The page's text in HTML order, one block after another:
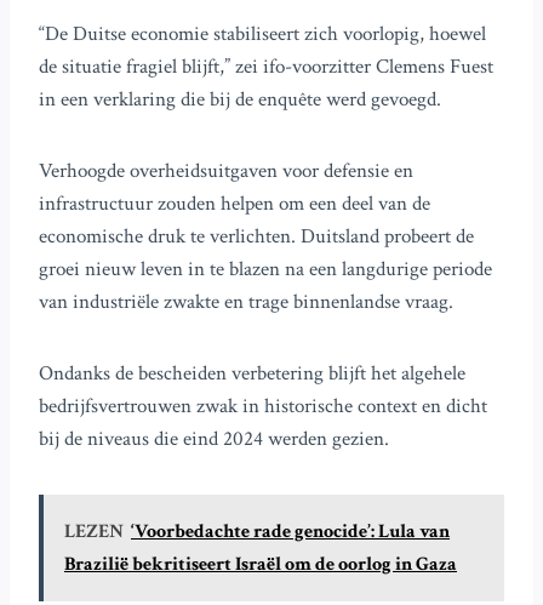
“De Duitse economie stabiliseert zich voorlopig, hoewel
de situatie fragiel blijft,” zei ifo-voorzitter Clemens Fuest
in een verklaring die bij de enquête werd gevoegd.
Verhoogde overheidsuitgaven voor defensie en
infrastructuur zouden helpen om een deel van de
economische druk te verlichten. Duitsland probeert de
groei nieuw leven in te blazen na een langdurige periode
van industriële zwakte en trage binnenlandse vraag.
Ondanks de bescheiden verbetering blijft het algehele
bedrijfsvertrouwen zwak in historische context en dicht
bij de niveaus die eind 2024 werden gezien.
LEZEN ‘Voorbedachte rade genocide’: Lula van
Brazilië bekritiseert Israël om de oorlog in Gaza